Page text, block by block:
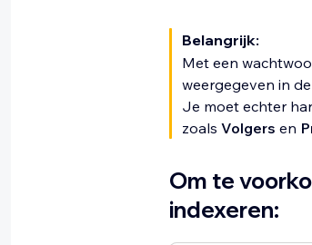
Belangrijk:
Met een
weergegeven in
Je moet echter
zoals Volgers en
Om te
indexeren: